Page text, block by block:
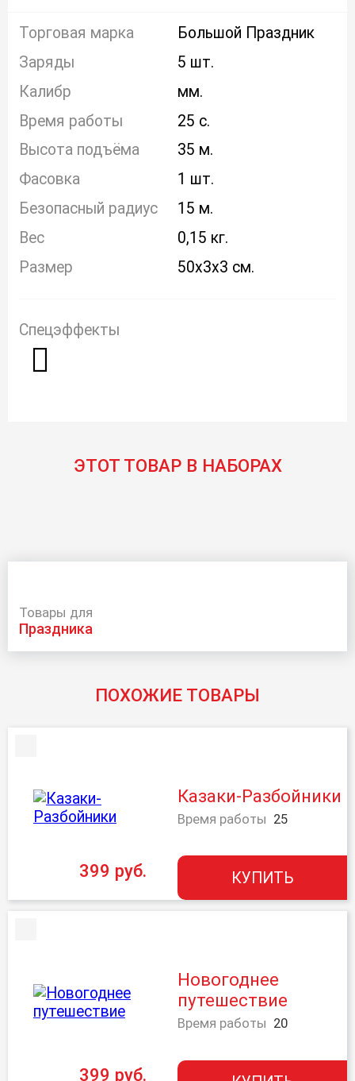
Торговая марка
Большой Праздник
Заряды
5 шт.
Калибр
мм.
Время работы
25 с.
Высота подъёма
35 м.
Фасовка
1 шт.
Безопасный радиус
15 м.
Вес
0,15 кг.
Размер
50x3x3 см.
Спецэффекты
ЭТОТ ТОВАР В НАБОРАХ
Товары для
праздника
ПОХОЖИЕ ТОВАРЫ
Казаки-Разбойники
Время работы 25
399 руб. КУПИТЬ
Новогоднее
путешествие
Время работы 20
399 руб.